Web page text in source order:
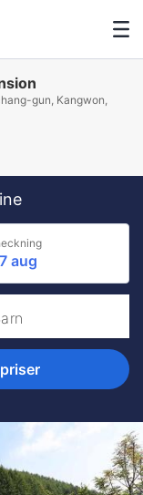
gun, Kangwon,
aug